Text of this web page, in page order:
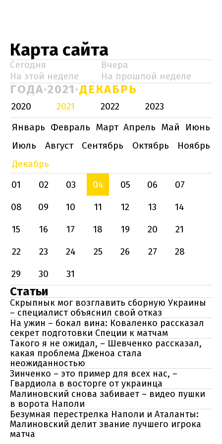
Карта сайта
Сегодня
Вчера
На этой неделе
На прошлой неделе
ГОДА 2021 ДЕКАБРЬ
2020 2021 2022
2023
Январь Февраль Март Апрель Май
Июнь
Июль
Август Сентябрь Октябрь
Ноябрь
Декабрь
01
02 03 04 05 06
07
08
09 10 11 12 13
14
15
16 17 18 19 20
21
22
23 24 25 26 27
28
29
30 31
Статьи
Скрыпнык мог возглавить сборную Украины
– специалист объяснил свой отказ
На ужин – бокал вина: Коваленко рассказал
секрет подготовки Специи к матчам
Такого я не ожидал, – Шевченко рассказал,
какая проблема Дженоа стала
неожиданностью
Зинченко – это пример для всех нас, –
Гвардиола в восторге от украинца
Малиновский снова забивает – видео пушки
в ворота Наполи
Безумная перестрелка Наполи и Аталанты:
Малиновский делит звание лучшего игрока
матча